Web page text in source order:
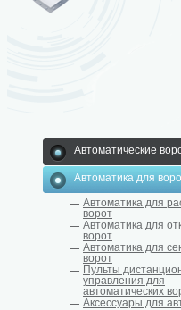
Автоматические
Автоматика для
Автоматика для
ворот
Автоматика для
ворот
Автоматика для
ворот
Пульты
управления для
автоматических
Аксессуары для